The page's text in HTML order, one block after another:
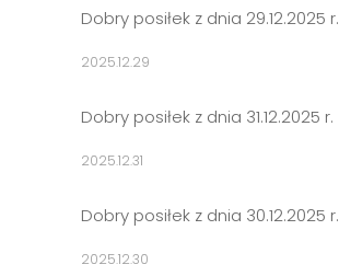
Dobry posiłek z dnia 29.12.2025 r.
2025.12.29
Dobry posiłek z dnia 31.12.2025 r.
2025.12.31
Dobry posiłek z dnia 30.12.2025 r.
2025.12.30